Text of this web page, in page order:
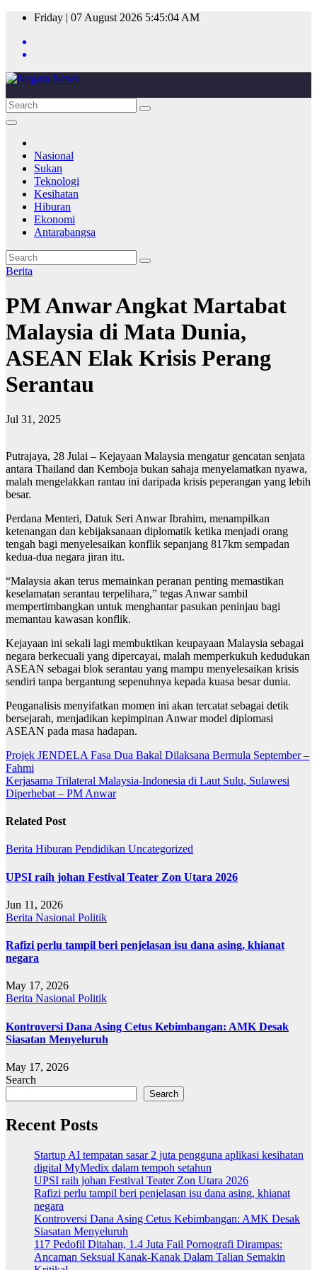
Skip
content
Friday | 07 August 2026 5:45:04 AM
Nasional
Sukan
Teknologi
Kesihatan
Hiburan
Ekonomi
Antarabangsa
Berita
PM Anwar Angkat Martabat
Malaysia di Mata Dunia,
ASEAN Elak Krisis Perang
Serantau
Jul 31, 2025
Putrajaya, 28 Julai – Kejayaan Malaysia mengatur gencatan senjata
antara Thailand dan Kemboja bukan sahaja menyelamatkan nyawa,
malah mengelakkan rantau ini daripada krisis peperangan yang lebih
besar.
Perdana Menteri, Datuk Seri Anwar Ibrahim, menampilkan
ketenangan dan kebijaksanaan diplomatik ketika menjadi orang
tengah bagi menyelesaikan konflik sepanjang 817km sempadan
kedua-dua negara jiran itu.
“Malaysia akan terus memainkan peranan penting memastikan
keselamatan serantau terpelihara,” tegas Anwar sambil
mempertimbangkan untuk menghantar pasukan peninjau bagi
memantau kawasan konflik.
Kejayaan ini sekali lagi membuktikan keupayaan Malaysia sebagai
negara berkecuali yang dipercayai, malah memperkukuh kedudukan
ASEAN sebagai blok serantau yang mampu menyelesaikan krisis
sendiri tanpa bergantung sepenuhnya kepada kuasa besar dunia.
Penganalisis menyifatkan momen ini akan tercatat sebagai detik
bersejarah, menjadikan kepimpinan Anwar model diplomasi
ASEAN pada masa hadapan.
Post
navigation
Projek JENDELA Fasa Dua Bakal Dilaksana Bermula September –
Fahmi
Kerjasama Trilateral Malaysia-Indonesia di Laut Sulu, Sulawesi
Diperhebat – PM Anwar
Related Post
Berita Hiburan Pendidikan Uncategorized
UPSI raih johan Festival Teater Zon Utara 2026
Jun 11, 2026
Berita Nasional Politik
Rafizi perlu tampil beri penjelasan isu dana asing, khianat
negara
May 17, 2026
Berita Nasional Politik
Kontroversi Dana Asing Cetus Kebimbangan: AMK Desak
Siasatan Menyeluruh
May 17, 2026
Search
Search
Recent Posts
Startup AI tempatan sasar 2 juta pengguna aplikasi kesihatan
digital MyMedix dalam tempoh setahun
UPSI raih johan Festival Teater Zon Utara 2026
Rafizi perlu tampil beri penjelasan isu dana asing, khianat
negara
Kontroversi Dana Asing Cetus Kebimbangan: AMK Desak
Siasatan Menyeluruh
117 Pedofil Ditahan, 1.4 Juta Fail Pornografi Dirampas:
Ancaman Seksual Kanak-Kanak Dalam Talian Semakin